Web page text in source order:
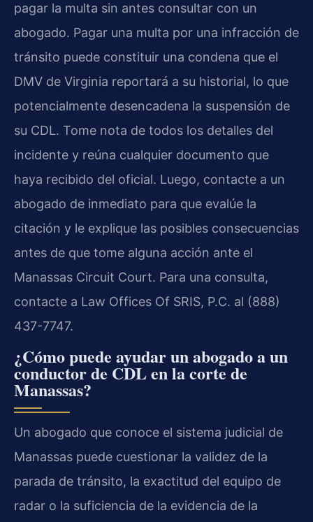
pagar la multa sin antes consultar con un
abogado. Pagar una multa por una infracción de
tránsito puede constituir una condena que el
DMV de Virginia reportará a su historial, lo que
potencialmente desencadena la suspensión de
su CDL. Tome nota de todos los detalles del
incidente y reúna cualquier documento que
haya recibido del oficial. Luego, contacte a un
abogado de inmediato para que evalúe la
citación y le explique las posibles consecuencias
antes de que tome alguna acción ante el
Manassas Circuit Court. Para una consulta,
contacte a Law Offices Of SRIS, P.C. al (888)
437-7747.
¿Cómo puede ayudar un abogado a un
conductor de CDL en la corte de
Manassas?
Un abogado que conoce el sistema judicial de
Manassas puede cuestionar la validez de la
parada de tránsito, la exactitud del equipo de
radar o la suficiencia de la evidencia de la